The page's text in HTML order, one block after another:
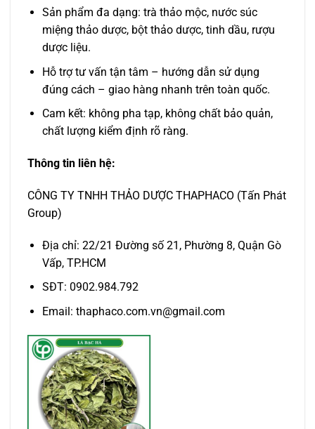
Sản phẩm đa dạng: trà thảo mộc, nước súc
miệng thảo dược, bột thảo dược, tinh dầu, rượu
dược liệu.
Hỗ trợ tư vấn tận tâm – hướng dẫn sử dụng
đúng cách – giao hàng nhanh trên toàn quốc.
Cam kết: không pha tạp, không chất bảo quản,
chất lượng kiểm định rõ ràng.
Thông tin liên hệ:
CÔNG TY TNHH THẢO DƯỢC THAPHACO (Tấn Phát
Group)
Địa chỉ: 22/21 Đường số 21, Phường 8, Quận Gò
Vấp, TP.HCM
SĐT: 0902.984.792
Email: thaphaco.com.vn@gmail.com